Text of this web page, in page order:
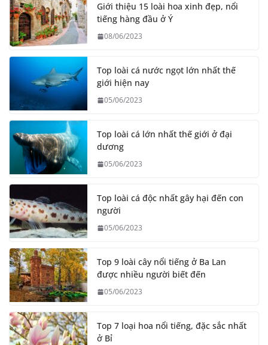
Giới thiệu 15 loài hoa xinh đẹp, nổi
tiếng hàng đầu ở Ý
08/06/2023
Top loài cá nước ngọt lớn nhất thế
giới hiện nay
05/06/2023
Top loài cá lớn nhất thế giới ở đại
dương
05/06/2023
Top loài cá độc nhất gây hại đến con
người
05/06/2023
Top 9 loài cây nổi tiếng ở Ba Lan
được nhiều người biết đến
05/06/2023
Top 7 loại hoa nổi tiếng, đặc sắc nhất
ở Bỉ